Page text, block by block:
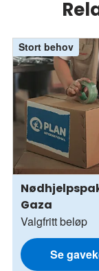
Stort behov
Gaza
Valgfritt beløp
Se